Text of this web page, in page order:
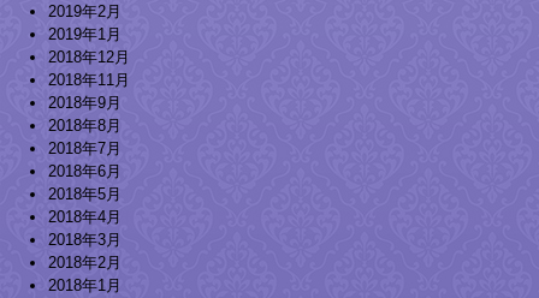
2019年2月
2019年1月
2018年12月
2018年11月
2018年9月
2018年8月
2018年7月
2018年6月
2018年5月
2018年4月
2018年3月
2018年2月
2018年1月